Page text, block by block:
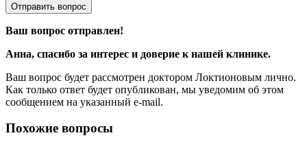
Отправить вопрос
Ваш вопрос отправлен!
Анна, спасибо за интерес и доверие к нашей клинике.
Ваш вопрос будет рассмотрен доктором Локтионовым лично.
Как только ответ будет опубликован, мы уведомим об этом
сообщением на указанный e-mail.
Похожие вопросы